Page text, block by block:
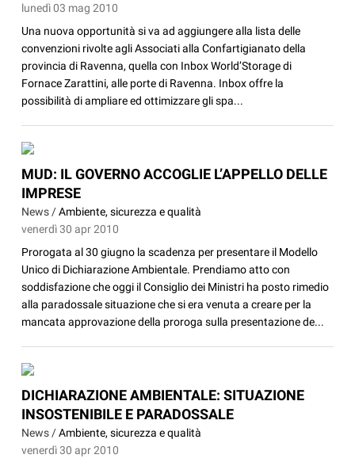
lunedì 03 mag 2010
Una nuova opportunità si va ad aggiungere alla lista delle
convenzioni rivolte agli Associati alla Confartigianato della
provincia di Ravenna, quella con Inbox World’Storage di
Fornace Zarattini, alle porte di Ravenna. Inbox offre la
possibilità di ampliare ed ottimizzare gli spa...
MUD: IL GOVERNO ACCOGLIE L’APPELLO DELLE
IMPRESE
News /Ambiente, sicurezza e qualità
venerdì 30 apr 2010
Prorogata al 30 giugno la scadenza per presentare il Modello
Unico di Dichiarazione Ambientale. Prendiamo atto con
soddisfazione che oggi il Consiglio dei Ministri ha posto rimedio
alla paradossale situazione che si era venuta a creare per la
mancata approvazione della proroga sulla presentazione de...
DICHIARAZIONE AMBIENTALE: SITUAZIONE
INSOSTENIBILE E PARADOSSALE
News /Ambiente, sicurezza e qualità
venerdì 30 apr 2010